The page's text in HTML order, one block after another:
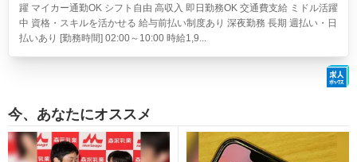
躍 マイカー通勤OK シフト自由 高収入 即日勤務OK 交通費支給 ミドル活躍
中 資格・スキルを活かせる 給与前払い制度あり 深夜勤務 長期 週払い・日
払いあり [勤務時間] 02:00～10:00 時給1,9...
今、あなたにオススメ